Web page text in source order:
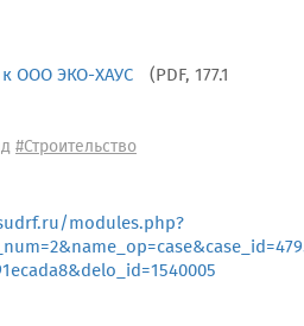
к ООО ЭКО-ХАУС (PDF, 177.1
#Строительство
modules.php?